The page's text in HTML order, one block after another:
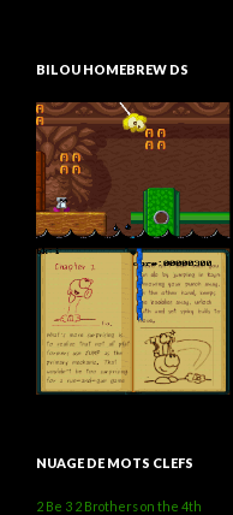
BILOU HOMEBREW DS
NUAGE DE MOTS CLEFS
2 Be 3 2 Brothers on the 4th